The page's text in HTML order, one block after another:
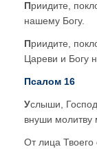
Приидите,
нашему Богу.
Приидите,
Цареви и Богу
Псалом 16
Услыши,
внуши молитву
От лица Твоего